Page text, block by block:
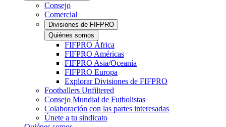
Consejo
Comercial
Divisiones de FIFPRO
Quiénes somos
FIFPRO África
FIFPRO Américas
FIFPRO Asia/Oceanía
FIFPRO Europa
Explorar Divisiones de FIFPRO
Footballers Unfiltered
Consejo Mundial de Futbolistas
Colaboración con las partes interesadas
Únete a tu sindicato